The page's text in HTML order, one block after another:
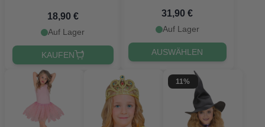
für Kinder
18,90 €
Auf Lager
KAUFEN
31,90 €
Auf Lager
AUSWÄHLEN
11%